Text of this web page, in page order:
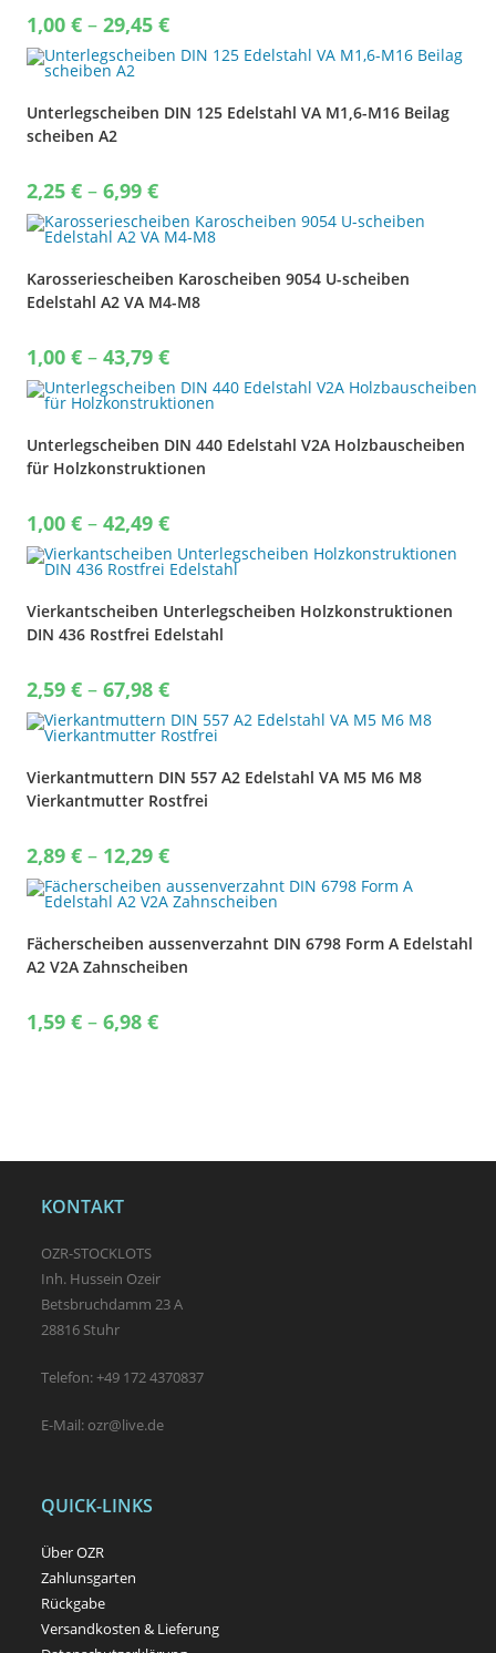
1,00 € – 29,45 €Price
range:
1,00 €
through
Unterlegscheiben DIN 125 Edelstahl VA M1,6-M16 Beilag
scheiben A2
2,25 € – 6,99 €Price
range:
2,25 €
through
6,99 €
Karosseriescheiben Karoscheiben 9054 U-scheiben
Edelstahl A2 VA M4-M8
1,00 € – 43,79 €Price
range:
1,00 €
through
43,79 €
Unterlegscheiben DIN 440 Edelstahl V2A Holzbauscheiben
für Holzkonstruktionen
1,00 € – 42,49 €Price
range:
1,00 €
through
42,49 €
Vierkantscheiben Unterlegscheiben Holzkonstruktionen
DIN 436 Rostfrei Edelstahl
2,59 € – 67,98 €Price
range:
2,59 €
through
67,98 €
Vierkantmuttern DIN 557 A2 Edelstahl VA M5 M6 M8
Vierkantmutter Rostfrei
2,89 € – 12,29 €Price
range:
2,89 €
through
12,29 €
Fächerscheiben aussenverzahnt DIN 6798 Form A Edelstahl
A2 V2A Zahnscheiben
1,59 € – 6,98 €Price
range:
KONTAKT
OZR-STOCKLOTS
Inh. Hussein Ozeir
Betsbruchdamm 23 A
28816 Stuhr
Telefon: +49 172 4370837
E-Mail: ozr@live.de
QUICK-LINKS
Über OZR
Zahlunsgarten
Rückgabe
Versandkosten & Lieferung